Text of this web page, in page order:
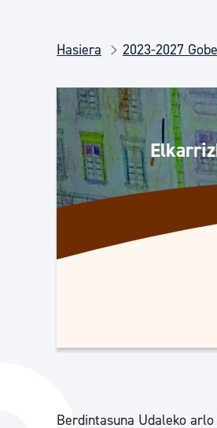
Osasun publikoa,
Haurrak eta gazteak
Hasiera 2023-2027
Berdintasuna Udaleko